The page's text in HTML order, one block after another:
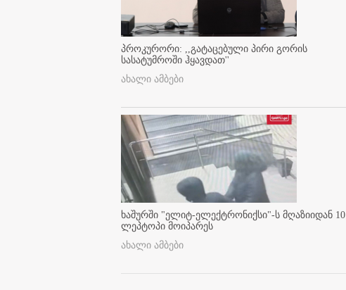
პროკურორი: ,,გატაცებული პირი გორის
სასატუმროში ჰყავდათ''
ახალი ამბები
ხაშურში "ელიტ-ელექტრონიქსი"-ს მღაზიიდან 10
ლეპტოპი მოიპარეს
ახალი ამბები